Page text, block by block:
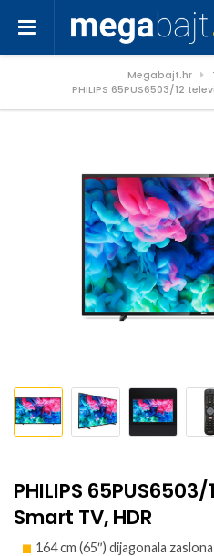
Megabajt.hr
PHILIPS 65PUS6503/12
PHILIPS
Smart TV, HDR
164 cm (65″) dijagonala zaslona